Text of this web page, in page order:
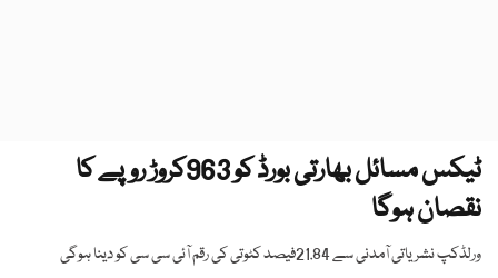
ٹیکس مسائل بھارتی بورڈ کو 963کروڑ روپے کا
نقصان ہوگا
ورلڈکپ نشریاتی آمدنی سے 21.84فیصد کٹوتی کی رقم آئی سی سی کو دینا ہوگی